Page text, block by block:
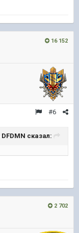
16 152
#6
DFDMN сказал:
2 702